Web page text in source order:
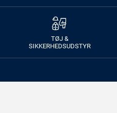
TØJ &
SIKKERHEDSUDSTYR